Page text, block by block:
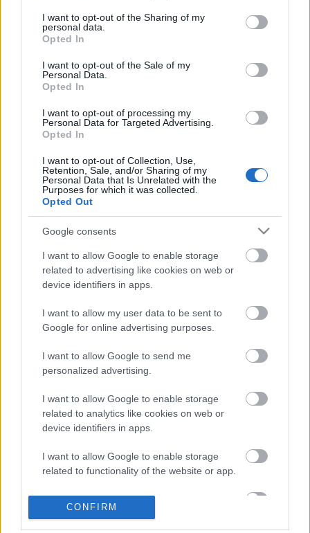
not limited to your visit or usage behaviour. You may click to
grant or deny consent to Google and its third-party tags to
use your data for below specified purposes in below Google
consent section.
I want to opt-out of the Sharing of my
personal data.
Opted In
I want to opt-out of the Sale of my
Personal Data.
Opted In
I want to opt-out of processing my
Personal Data for Targeted Advertising.
Opted In
I want to opt-out of Collection, Use,
Retention, Sale, and/or Sharing of my
Personal Data that Is Unrelated with the
Purposes for which it was collected.
Opted Out
Google consents
I want to allow Google to enable storage
related to advertising like cookies on web or
device identifiers in apps.
I want to allow my user data to be sent to
Google for online advertising purposes.
I want to allow Google to send me
personalized advertising.
I want to allow Google to enable storage
related to analytics like cookies on web or
device identifiers in apps.
I want to allow Google to enable storage
related to functionality of the website or app.
I want to allow Google to enable storage
related to personalization.
CONFIRM
A bizonytalanság, illetve a leghalványabb lehetőség,
hogy a kormány tehetetlensége folytán az áldozatok
további maradandó károsodást szenvedjenek - ez
valóban tűrhetetlen.
Címkék:tgm zöld baloldal vörösiszap katasztrófa
Ajánlott bejegyzések:
A spanyol kormány példátlant lépett: a